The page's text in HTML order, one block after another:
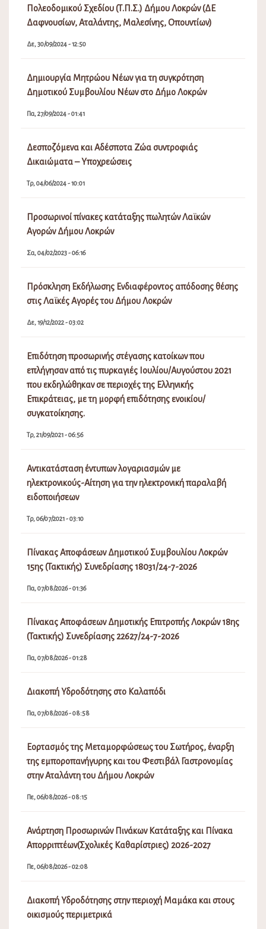
Πολεοδομικού Σχεδίου (Τ.Π.Σ.) Δήμου Λοκρών (ΔΕ
Δαφνουσίων, Αταλάντης, Μαλεσίνης, Οπουντίων)
Δε, 30/09/2024 - 12:50
Δημιουργία Μητρώου Νέων για τη συγκρότηση
Δημοτικού Συμβουλίου Νέων στο Δήμο Λοκρών
Πα, 27/09/2024 - 01:41
Δεσποζόμενα και Αδέσποτα Ζώα συντροφιάς
Δικαιώματα – Υποχρεώσεις
Τρ, 04/06/2024 - 10:01
Προσωρινοί πίνακες κατάταξης πωλητών Λαϊκών
Αγορών Δήμου Λοκρών
Σα, 04/02/2023 - 06:16
Πρόσκληση Εκδήλωσης Ενδιαφέροντος απόδοσης θέσης
στις Λαϊκές Αγορές του Δήμου Λοκρών
Δε, 19/12/2022 - 03:02
Επιδότηση προσωρινής στέγασης κατοίκων που
επλήγησαν από τις πυρκαγιές Ιουλίου/Αυγούστου 2021
που εκδηλώθηκαν σε περιοχές της Ελληνικής
Επικράτειας, με τη μορφή επιδότησης ενοικίου/
συγκατοίκησης.
Τρ, 21/09/2021 - 06:56
Αντικατάσταση έντυπων λογαριασμών με
ηλεκτρονικούς-Αίτηση για την ηλεκτρονική παραλαβή
ειδοποιήσεων
Τρ, 06/07/2021 - 03:10
Πίνακας Αποφάσεων Δημοτικού Συμβουλίου Λοκρών
15ης (Τακτικής) Συνεδρίασης 18031/24-7-2026
Πα, 07/08/2026 - 01:36
Πίνακας Αποφάσεων Δημοτικής Επιτροπής Λοκρών 18ης
(Τακτικής) Συνεδρίασης 22627/24-7-2026
Πα, 07/08/2026 - 01:28
Διακοπή Υδροδότησης στο Καλαπόδι
Πα, 07/08/2026 - 08:58
Εορτασμός της Μεταμορφώσεως του Σωτήρος, έναρξη
της εμποροπανήγυρης και του Φεστιβάλ Γαστρονομίας
στην Αταλάντη του Δήμου Λοκρών
Πε, 06/08/2026 - 08:15
Ανάρτηση Προσωρινών Πινάκων Κατάταξης και Πίνακα
Απορριπτέων(Σχολικές Καθαρίστριες) 2026-2027
Πε, 06/08/2026 - 02:08
Διακοπή Υδροδότησης στην περιοχή Μαμάκα και στους
οικισμούς περιμετρικά